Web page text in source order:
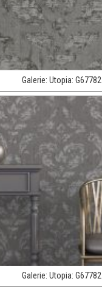
Galerie: Utopia: G67782
Galerie: Utopia: G67782